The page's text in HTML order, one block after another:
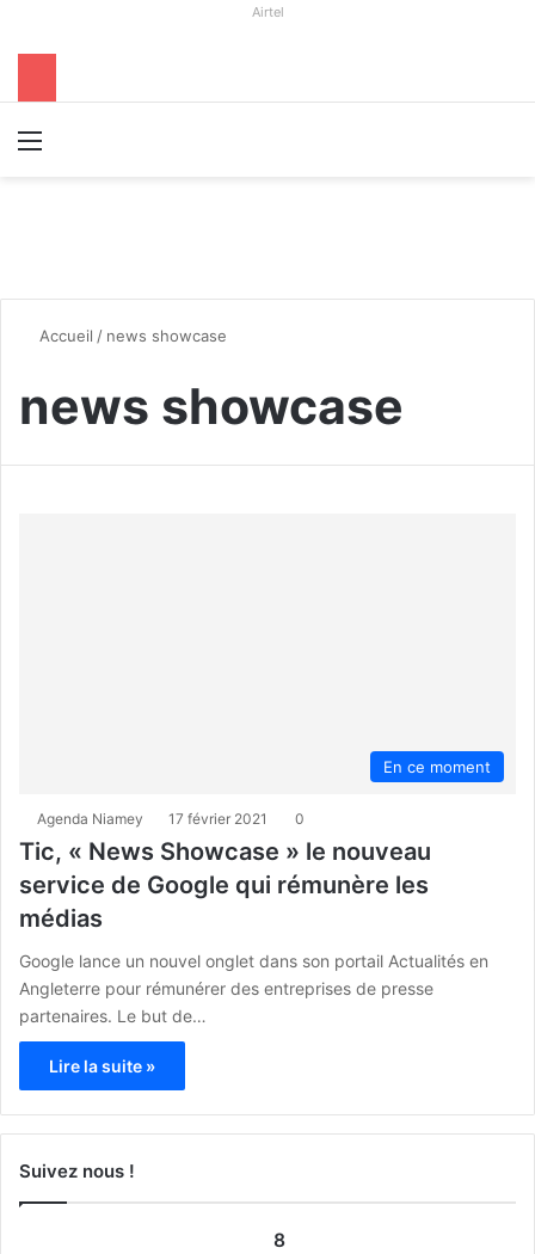
Airtel
Accueil / news showcase
news showcase
En ce moment
Agenda Niamey 17 février 2021 0
Tic, « News Showcase » le nouveau
service de Google qui rémunère les
médias
Google lance un nouvel onglet dans son portail Actualités en
Angleterre pour rémunérer des entreprises de presse
partenaires. Le but de…
Lire la suite »
Suivez nous !
8